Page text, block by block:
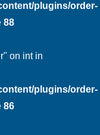
plugins/order-
88
on int in
plugins/order-
86